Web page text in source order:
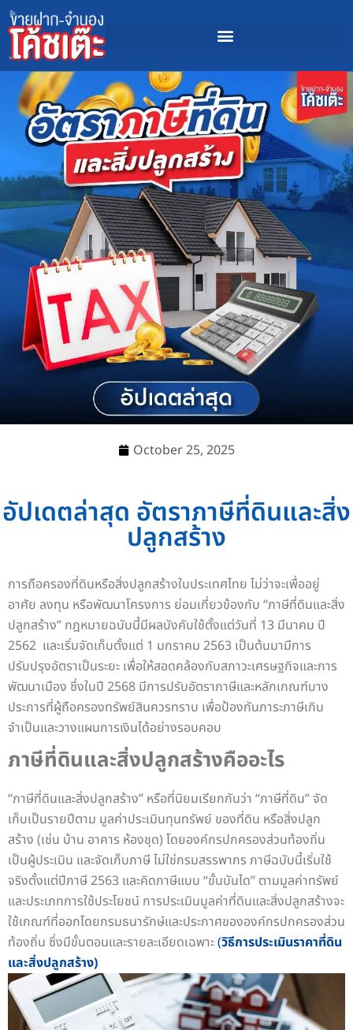
October 25, 2025
อัปเดตล่าสุด อัตราภาษีที่ดินและสิ่ง
ปลูกสร้าง
การถือครองที่ดินหรือสิ่งปลูกสร้างในประเทศไทย ไม่ว่าจะเพื่ออยู่
อาศัย ลงทุน หรือพัฒนาโครงการ ย่อมเกี่ยวข้องกับ “ภาษีที่ดินและสิ่ง
ปลูกสร้าง” กฎหมายฉบับนี้มีผลบังคับใช้ตั้งแต่วันที่ 13 มีนาคม ปี
2562 และเริ่มจัดเก็บตั้งแต่ 1 มกราคม 2563 เป็นต้นมามีการ
ปรับปรุงอัตราเป็นระยะ เพื่อให้สอดคล้องกับสภาวะเศรษฐกิจและการ
พัฒนาเมือง ซึ่งในปี 2568 มีการปรับอัตราภาษีและหลักเกณฑ์บาง
ประการที่ผู้ถือครองทรัพย์สินควรทราบ เพื่อป้องกันภาระภาษีเกิน
จำเป็นและวางแผนการเงินได้อย่างรอบคอบ
ภาษีที่ดินและสิ่งปลูกสร้างคืออะไร
“ภาษีที่ดินและสิ่งปลูกสร้าง” หรือที่นิยมเรียกกันว่า “ภาษีที่ดิน” จัด
เก็บเป็นรายปีตาม มูลค่าประเมินทุนทรัพย์ ของที่ดิน หรือสิ่งปลูก
สร้าง (เช่น บ้าน อาคาร ห้องชุด) โดยองค์กรปกครองส่วนท้องถิ่น
เป็นผู้ประเมิน และจัดเก็บภาษี ไม่ใช่กรมสรรพากร ภาษีฉบับนี้เริ่มใช้
จริงตั้งแต่ปีภาษี 2563 และคิดภาษีแบบ “ขั้นบันได” ตามมูลค่าทรัพย์
และประเภทการใช้ประโยชน์ การประเมินมูลค่าที่ดินและสิ่งปลูกสร้างจะ
ใช้เกณฑ์ที่ออกโดยกรมธนารักษ์และประกาศขององค์กรปกครองส่วน
ท้องถิ่น ซึ่งมีขั้นตอนและรายละเอียดเฉพาะ(วิธีการประเมินราคาที่ดิน
และสิ่งปลูกสร้าง)